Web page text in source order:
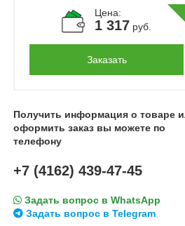
Цена:
1 317 руб.
Заказать
Получить информация о товаре
оформить заказ вы можете по
телефону
+7 (4162) 439-47-45
Задать вопрос в WhatsApp
Задать вопрос в Telegram